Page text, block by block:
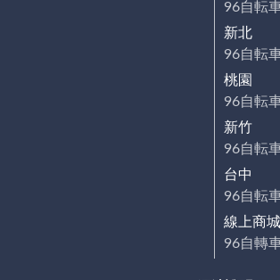
96自転
新北
96自転
桃園
96自転
新竹
96自転
台中
96自転
線上商城
96自轉